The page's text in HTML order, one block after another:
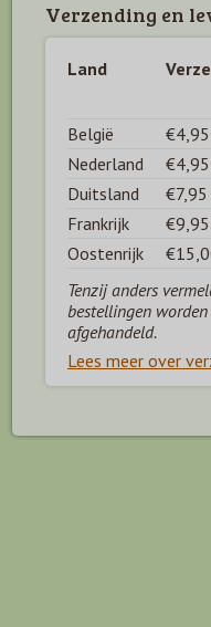
Verzending en
Land
België
€4,95
Nederland
€4,95
Duitsland
€7,95
Frankrijk
€9,95
Oostenrijk
Tenzij anders
bestellingen
afgehandeld.
Lees meer over